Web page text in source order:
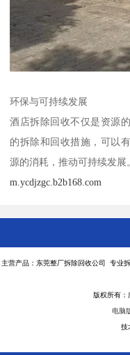
环保与可持续发展
酒店拆除回收不仅是资源
的拆除和回收措施，可以
源的消耗，推动可持续发展
m.ycdjzgc.b2b168.com
主营产品：东莞整厂拆除回收公司 专业
版权所有：
电脑
技